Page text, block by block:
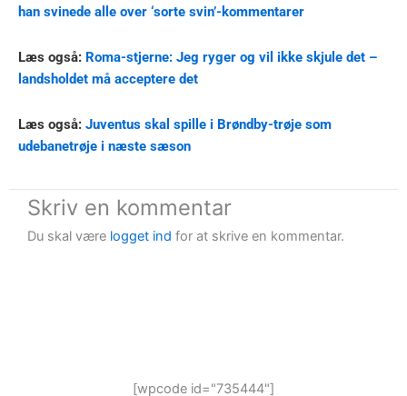
han svinede alle over ‘sorte svin’-kommentarer
Læs også: Roma-stjerne: Jeg ryger og vil ikke skjule det –
landsholdet må acceptere det
Læs også: Juventus skal spille i Brøndby-trøje som
udebanetrøje i næste sæson
Skriv en kommentar
Du skal være logget ind for at skrive en kommentar.
[wpcode id="735444"]